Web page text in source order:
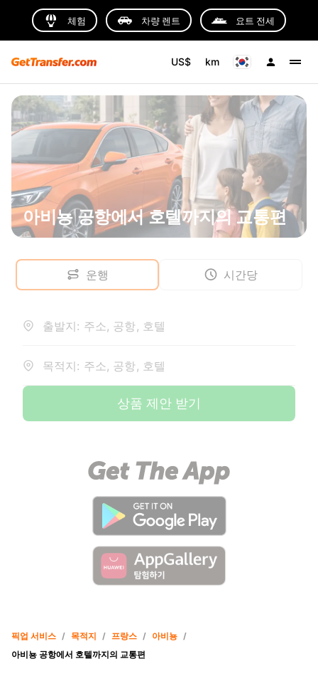
체험 차량 렌트 요트 전세
US$ km
아비뇽 공항에서 호텔까지의 교통편
운행 시간당
출발지: 주소, 공항, 호텔
목적지: 주소, 공항, 호텔
상품 제안 받기
픽업 서비스 / 목적지 / 프랑스 / 아비뇽 /
아비뇽 공항에서 호텔까지의 교통편